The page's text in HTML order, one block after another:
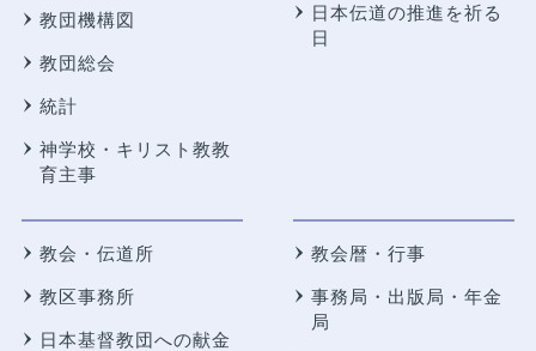
教団機構図
教団総会
統計
神学校・キリスト教教
育主事
日本伝道の推進を祈る
日
教会・伝道所
教区事務所
日本基督教団への献金
教会暦・行事
事務局・出版局・年金
局